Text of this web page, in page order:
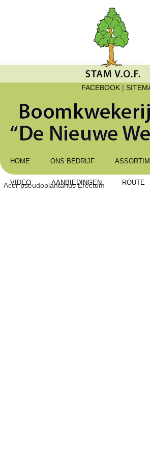
FACEBOOK |
HOME ONS BEDRIJF
VIDEO AANBIEDINGEN ROUTE
Acer pseudoplantanus Erectum